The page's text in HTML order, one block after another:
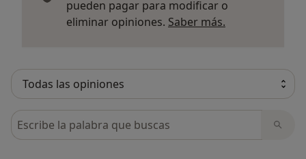
pueden pagar para modificar o
eliminar opiniones. Saber más.
Busca en opiniones